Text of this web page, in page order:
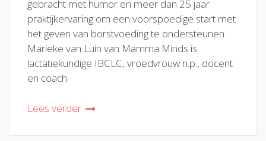
gebracht met humor en meer dan 25 jaar
praktijkervaring om een voorspoedige start met
het geven van borstvoeding te ondersteunen.
Marieke van Luin van Mamma Minds is
lactatiekundige IBCLC, vroedvrouw n.p., docent
en coach.
Lees verder